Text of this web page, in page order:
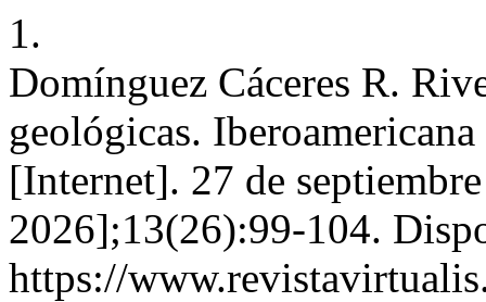
1.
Domínguez Cáceres R.
geológicas.
[Internet]. 27 de
2026];13(26):99-104.
https://